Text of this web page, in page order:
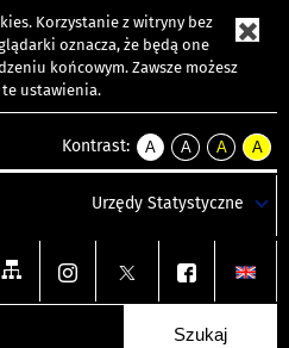
. Korzystanie z witryny bez
oznacza, że będą one
końcowym. Zawsze możesz
ustawienia.
Kontrast:
A
kontrast
A
kontrast
tekst
czarnym
A
kontrast
tekst
czarnym
A
tekst
żółtym
Urzędy Statystyczne